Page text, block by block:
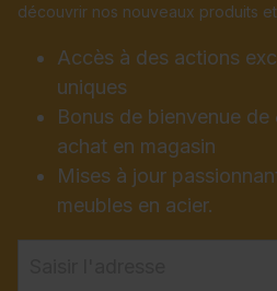
découvrir nos nouveaux produits
Accès à des actions
uniques
Bonus de bienvenue
achat en magasin
Mises à jour
meubles en acier.